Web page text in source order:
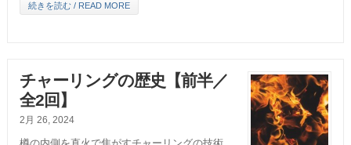
続きを読む / READ MORE
チャーリングの歴史【前半／
全2回】
2月 26, 2024